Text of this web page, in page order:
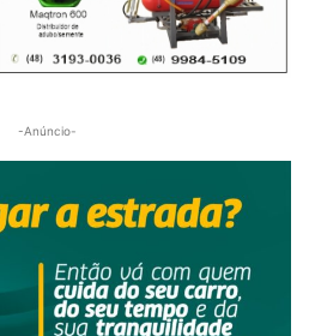
-Anúncio-